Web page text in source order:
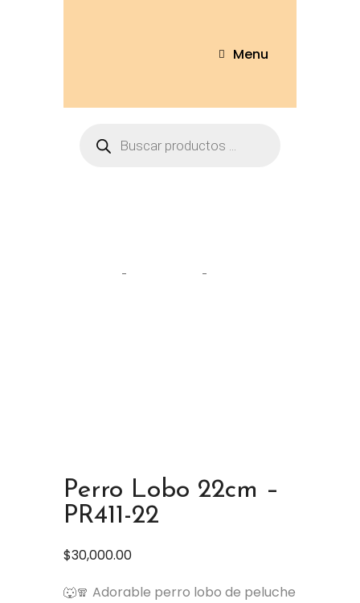
Menu
Perro Lobo 22cm –
PR411-22
$30,000.00
🐺🧣 Adorable perro lobo de peluche